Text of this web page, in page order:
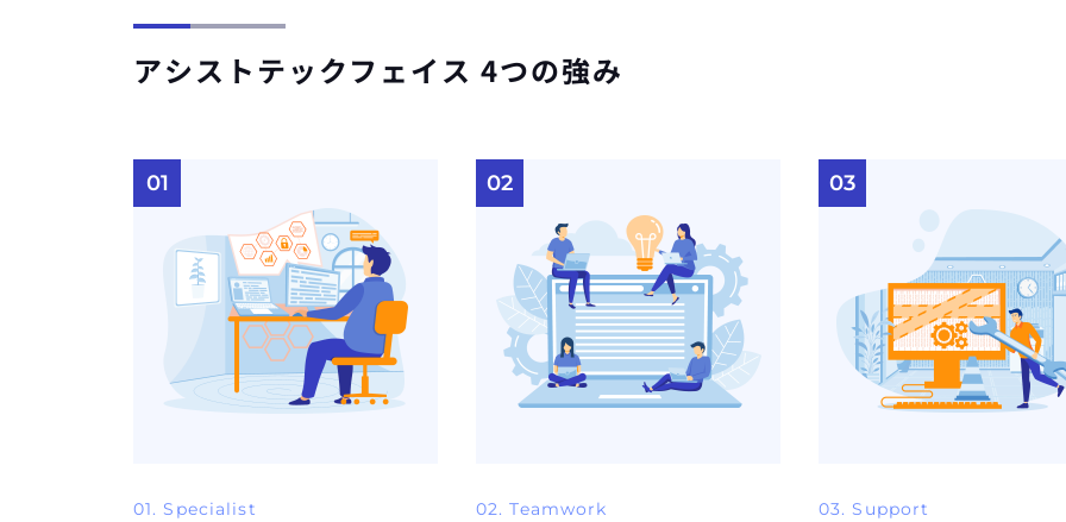
アシストテックフェイス 4つの強み
01
01. Specialist
02
02. Teamwork
03
03. Support